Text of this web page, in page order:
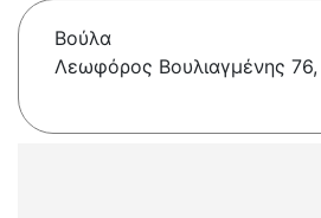
Βούλα
Λεωφόρος Βουλιαγμένης 76,